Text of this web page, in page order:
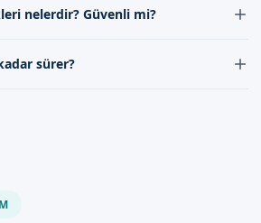
nelerdir? Güvenli mi?
riskler bulunmaktadır.
sürer?